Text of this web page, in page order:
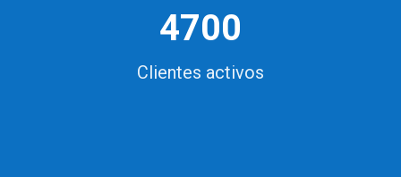
4700
Clientes activos